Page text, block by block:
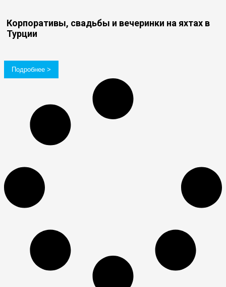
Корпоративы, свадьбы и вечеринки на яхтах в
Турции
Подробнее >